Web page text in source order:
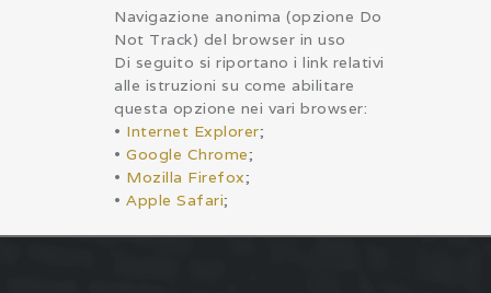
Navigazione anonima (opzione Do
Not Track) del browser in uso
Di seguito si riportano i link relativi
alle istruzioni su come abilitare
questa opzione nei vari browser:
• Internet Explorer;
• Google Chrome;
• Mozilla Firefox;
• Apple Safari;